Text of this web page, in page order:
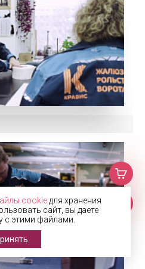
cookie для хранения
сайт, вы даете
с этими файлами.